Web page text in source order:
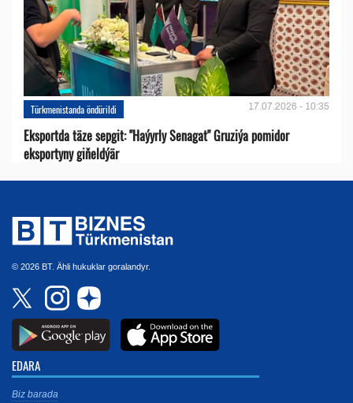
Türkmenistanda öndürildi 17.07.2026 - 10:35
Eksportda täze sepgit: "Haýyrly Senagat" Gruziýa pomidor
eksportyny giňeldýär
© 2026 BT. Ähli hukuklar goralandyr.
EDARA
Biz barada